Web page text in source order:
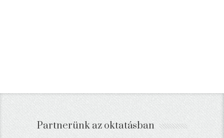
Partnerünk az oktatásban